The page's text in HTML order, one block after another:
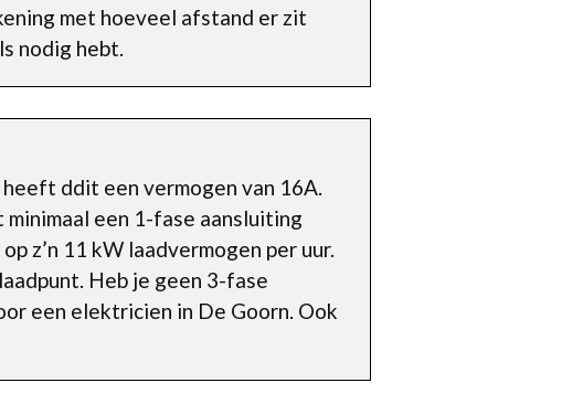
met hoeveel afstand er zit
nodig hebt.
ddit een vermogen van 16A.
minimaal een 1-fase aansluiting
z’n 11 kW laadvermogen per uur.
Heb je geen 3-fase
een elektricien in De Goorn. Ook